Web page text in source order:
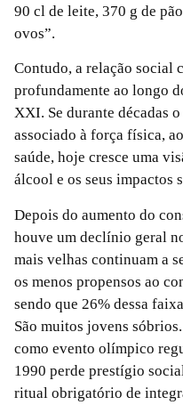
90 cl de leite, 370 g de
ovos”.
Contudo, a relação social
profundamente ao longo
XXI. Se durante décadas
associado à força física,
saúde, hoje cresce uma
álcool e os seus impactos
Depois do aumento do
houve um declínio geral
mais velhas continuam a
os menos propensos ao
sendo que 26% dessa
São muitos jovens
como evento olímpico
1990 perde prestígio
ritual obrigatório de